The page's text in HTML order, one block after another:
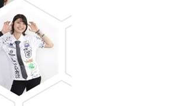
PAYCO 바로구매